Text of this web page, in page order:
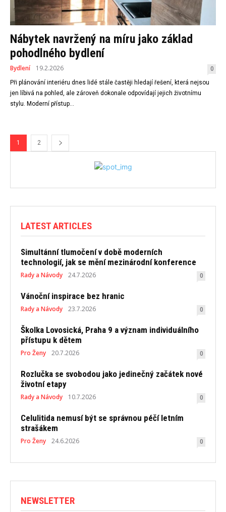
Nábytek navržený na míru jako základ
pohodlného bydlení
Bydlení 19.2.2026 0
Při plánování interiéru dnes lidé stále častěji hledají řešení, která nejsou
jen líbivá na pohled, ale zároveň dokonale odpovídají jejich životnímu
stylu. Moderní přístup...
1 2
LATEST ARTICLES
Simultánní tlumočení v době moderních
technologií, jak se mění mezinárodní konference
Rady a Návody 24.7.2026 0
Vánoční inspirace bez hranic
Rady a Návody 23.7.2026 0
Školka Lovosická, Praha 9 a význam individuálního
přístupu k dětem
Pro Ženy 20.7.2026 0
Rozlučka se svobodou jako jedinečný začátek nové
životní etapy
Rady a Návody 10.7.2026 0
Celulitida nemusí být se správnou péčí letním
strašákem
Pro Ženy 24.6.2026 0
NEWSLETTER